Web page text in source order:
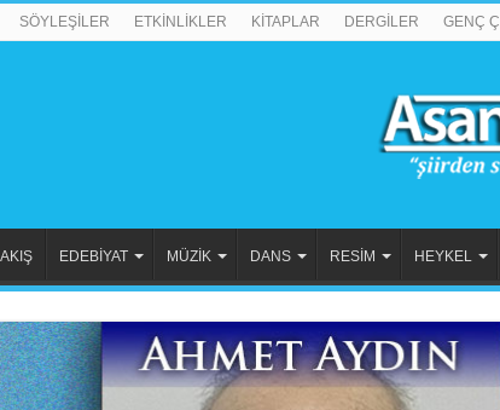
SÖYLEŞİLER ETKİNLİKLER KİTAPLAR DERGİLER GENÇ
AKIŞ EDEBİYAT MÜZİK DANS RESİM HEYKEL